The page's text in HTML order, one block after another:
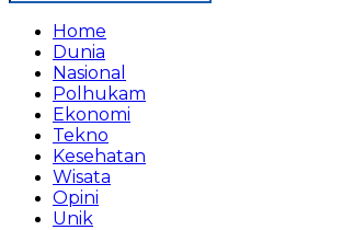
Home
Dunia
Nasional
Polhukam
Ekonomi
Tekno
Kesehatan
Wisata
Opini
Unik